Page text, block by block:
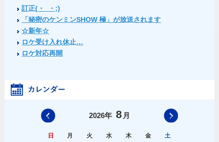
訂正(・_・;)
「秘密のケンミンSHOW 極」が放送されます
☆新年☆
ロケ受け入れ休止…
ロケ対応再開
2026年 8 月
日 月 火 水 木 金 土
前の月へ 次の月へ